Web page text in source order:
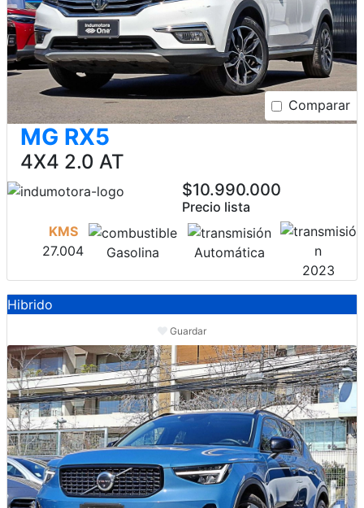
Comparar
MG RX5
4X4 2.0 AT
$10.990.000
Precio lista
KMS
27.004
Gasolina
Automática
2023
Hibrido
Guardar